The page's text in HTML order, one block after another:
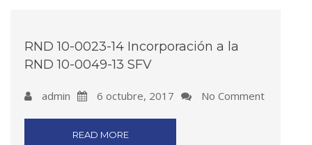
RND 10-0023-14 Incorporación a la
RND 10-0049-13 SFV
admin 6 octubre, 2017 No Comment
READ MORE